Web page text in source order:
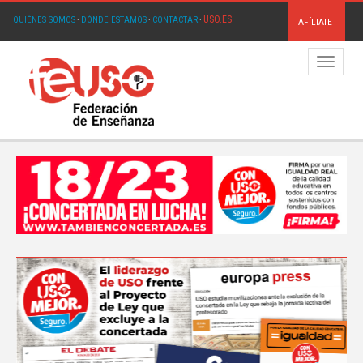
QUIÉNES SOMOS· DÓNDE ESTAMOS· CONTACTAR· USO.ES AFÍLIATE
Menú